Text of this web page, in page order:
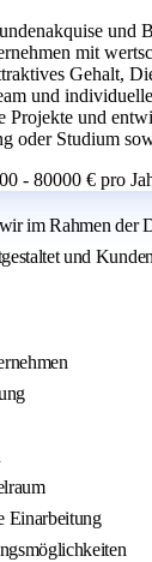
und
mit
Gehalt,
und
Projekte und
oder Studium
- 80000 € pro
im Rahmen
und
Einarbeitung